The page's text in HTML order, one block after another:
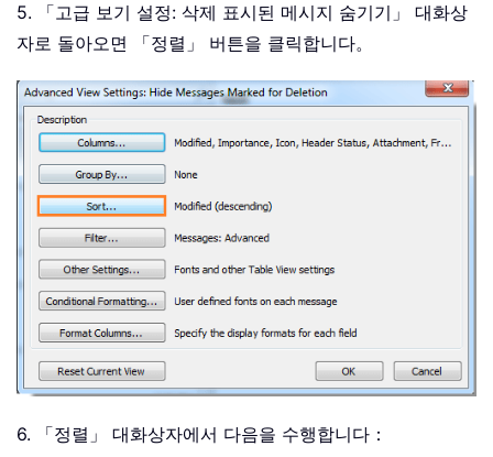
5. 「고급 보기 설정: 삭제 표시된 메시지 숨기기」 대화상
자로 돌아오면 「정렬」 버튼을 클릭합니다。
6. 「정렬」 대화상자에서 다음을 수행합니다：